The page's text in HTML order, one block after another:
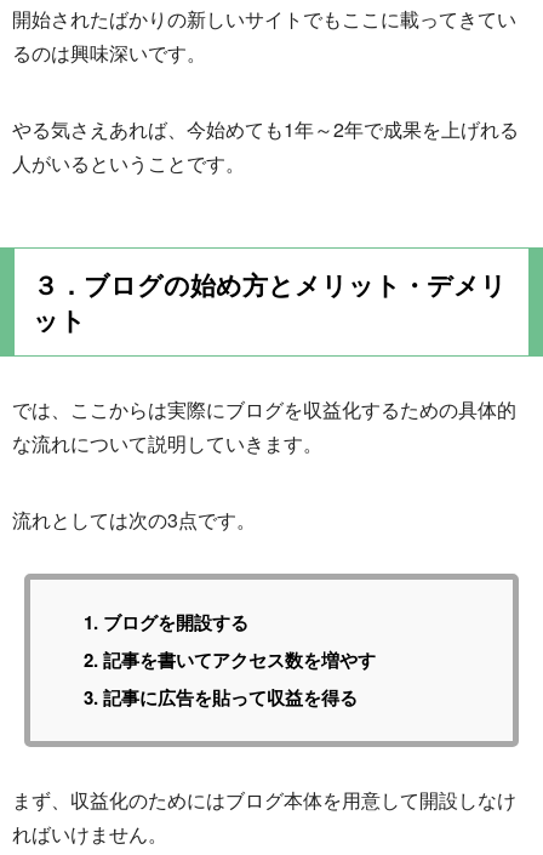
開始されたばかりの新しいサイトでもここに載ってきてい
るのは興味深いです。
やる気さえあれば、今始めても1年～2年で成果を上げれる
人がいるということです。
３．ブログの始め方とメリット・デメリ
ット
では、ここからは実際にブログを収益化するための具体的
な流れについて説明していきます。
流れとしては次の3点です。
ブログを開設する
記事を書いてアクセス数を増やす
記事に広告を貼って収益を得る
まず、収益化のためにはブログ本体を用意して開設しなけ
ればいけません。